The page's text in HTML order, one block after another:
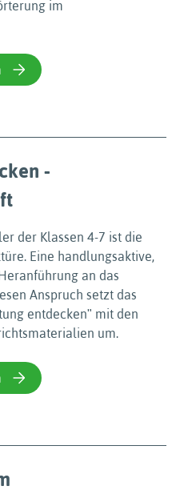
im
-
der Klassen 4-7 ist die
Eine handlungsaktive,
an das
Anspruch setzt das
entdeckenʺ mit den
um.